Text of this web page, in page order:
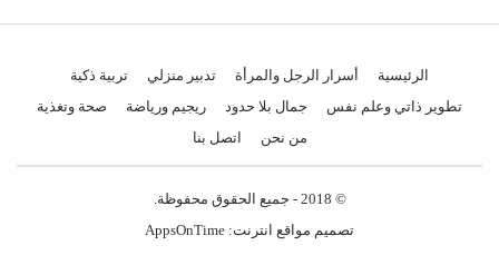
الرئيسية أسرار الرجل والمرأة تدبير منزلي
تربية ذكية
تطوير ذاتي وعلم نفس
جمال بلا حدود ريجيم ورياضة
صحة وتغذية
من نحن
اتصل بنا
© 2018 - جميع الحقوق محفوظة.
تصميم مواقع انترنت: AppsOnTime